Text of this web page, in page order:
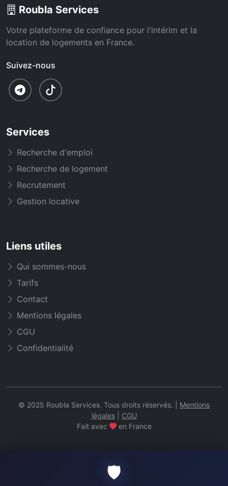
Roubla Services
Votre plateforme de confiance pour l'intérim et la
location de logements en France.
Suivez-nous
Services
Recherche d'emploi
Recherche de logement
Recrutement
Gestion locative
Liens utiles
Qui sommes-nous
Tarifs
Contact
Mentions légales
CGU
Confidentialité
© 2025 Roubla Services. Tous droits réservés. | Mentions
légales| CGU
Fait avec
en France
🛡️